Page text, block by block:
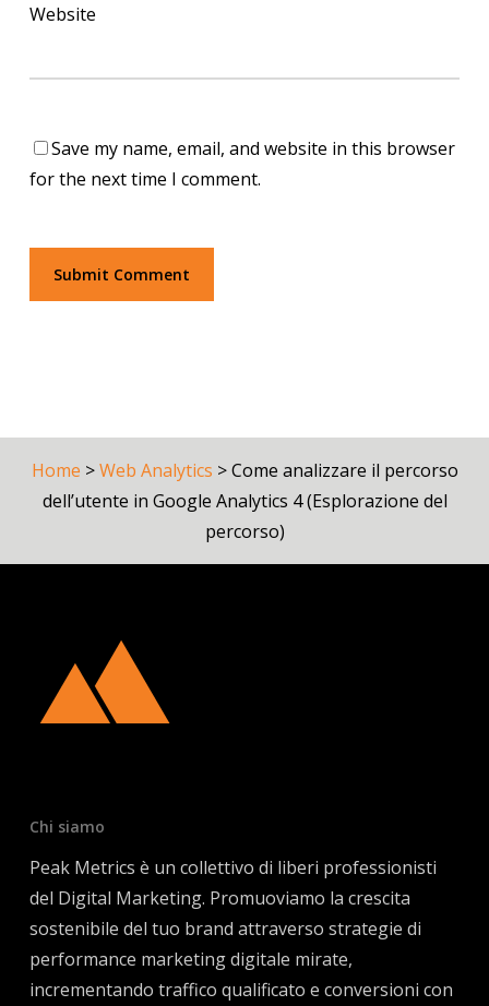
Website
Save my name, email, and website in this browser
for the next time I comment.
Home >Web Analytics >Come analizzare il percorso
dell’utente in Google Analytics 4 (Esplorazione del
percorso)
Chi siamo
Peak Metrics è un collettivo di liberi professionisti
del Digital Marketing. Promuoviamo la crescita
sostenibile del tuo brand attraverso strategie di
performance marketing digitale mirate,
incrementando traffico qualificato e conversioni con